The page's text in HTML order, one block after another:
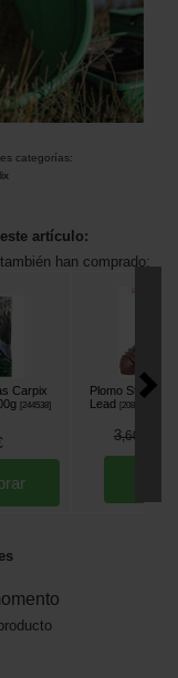
categorías:
artículo:
han comprado:
Carpix
[244538]
Plomo Starbaits
Lead
[208993A
3,60